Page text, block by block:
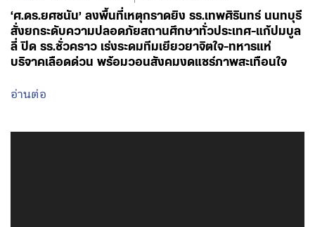
‘ศ.ดร.ยศชนัน’ ลงพื้นที่เหตุกราดยิง รร.เทพศิรินทร์ นนทบุรี
สั่งยกระดับความปลอดภัยสถานศึกษาทั่วประเทศ-แก้ปมบูล
ลี่ ปิด รร.ชั่วคราว เร่งระดมทีมเยียวยาจิตใจ-ทหารแห่
บริจาคเลือดด่วน พร้อมวอนสังคมงดแชร์ภาพสะเทือนใจ
อ่านต่อ